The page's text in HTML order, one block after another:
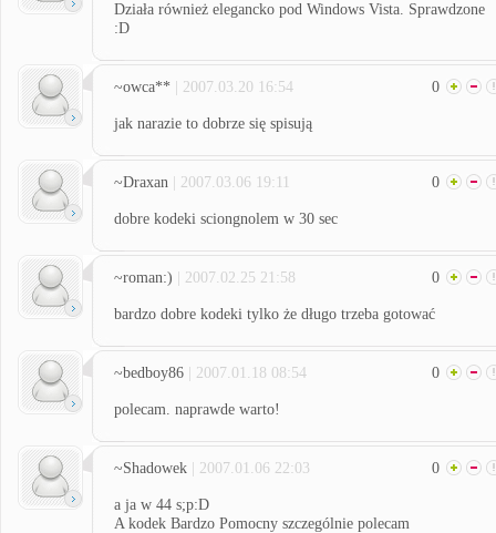
Działa również elegancko pod Windows Vista. Sprawdzone
:D
~owca** | 2007.03.20 16:54 0
jak narazie to dobrze się spisują
~Draxan | 2007.03.06 19:11 0
dobre kodeki sciongnolem w 30 sec
~roman:) | 2007.02.25 21:58 0
bardzo dobre kodeki tylko że długo trzeba gotować
~bedboy86 | 2007.01.18 08:54 0
polecam. naprawde warto!
~Shadowek | 2007.01.06 22:03 0
a ja w 44 s;p:D
A kodek Bardzo Pomocny szczególnie polecam